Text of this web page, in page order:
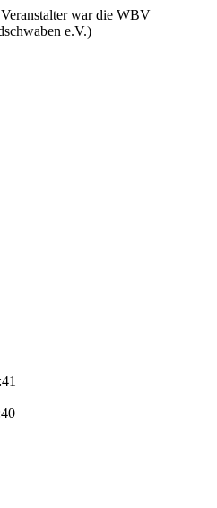
war die WBV
e.V.)